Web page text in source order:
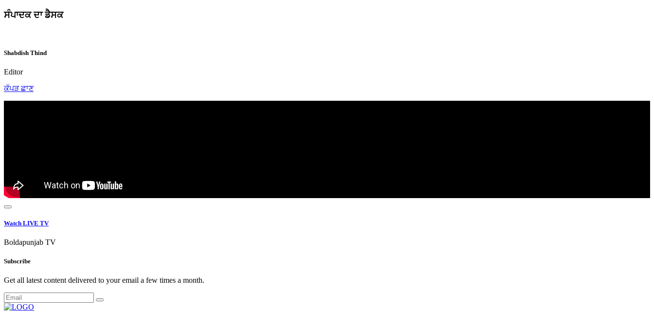
ਸੰਪਾਦਕ ਦਾ ਡੈਸਕ
Shabdish Thind
Editor
ਕੱਪੜ ਛਾਣ
Watch LIVE TV
Boldapunjab TV
Subscribe
Get all latest content delivered to your email a few times a month.